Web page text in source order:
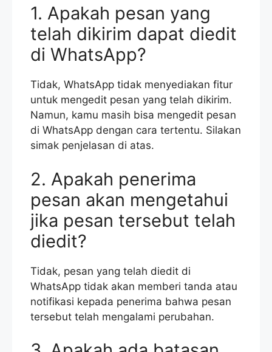
1. Apakah pesan yang
telah dikirim dapat diedit
di WhatsApp?
Tidak, WhatsApp tidak menyediakan fitur
untuk mengedit pesan yang telah dikirim.
Namun, kamu masih bisa mengedit pesan
di WhatsApp dengan cara tertentu. Silakan
simak penjelasan di atas.
2. Apakah penerima
pesan akan mengetahui
jika pesan tersebut telah
diedit?
Tidak, pesan yang telah diedit di
WhatsApp tidak akan memberi tanda atau
notifikasi kepada penerima bahwa pesan
tersebut telah mengalami perubahan.